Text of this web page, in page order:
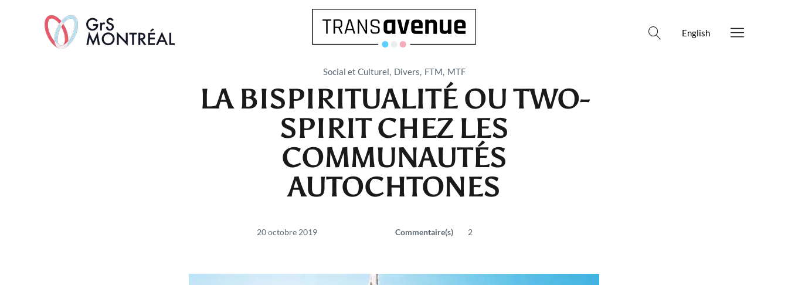
English
Français
English
Social et Culturel Divers FTM MTF
LA BISPIRITUALITÉ OU TWO-
SPIRIT CHEZ LES
COMMUNAUTÉS
AUTOCHTONES
20 octobre 2019 Commentaire(s) 2